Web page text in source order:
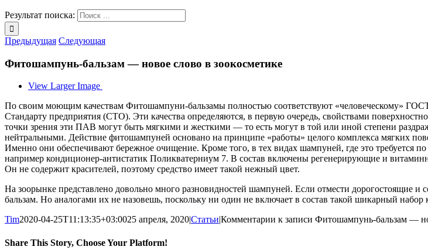
Результат поиска:
Предыдущая Следующая
Фитошампунь-бальзам — новое слово в зоокосметике
View Larger Image
По своим моющим качествам Фитошампуни-бальзамы полностью соответствуют «человеческому»
Стандарту предприятия (СТО). Эти качества определяются, в первую очередь, свойствами
точки зрения эти ПАВ могут быть мягкими и жесткими — то есть могут в той или иной степени
нейтральными. Действие фитошампуней основано на принципе «работы» целого комплекса мягких
Именно они обеспечивают бережное очищение. Кроме того, в тех видах шампуней, где это требуется
например кондиционер-антистатик Поликватерниум 7. В состав включены регенерирующие и
Он не содержит красителей, поэтому средство имеет такой нежный цвет.
На зоорынке представлено довольно много разновидностей шампуней. Если отмести
бальзам. Но аналогами их не назовешь, поскольку ни один не включает в состав такой шикарный набор
Tim2020-04-25T11:13:35+03:0025 апреля, 2020|Статьи|Комментарии к записи Фитошампунь-бальзам —
Share This Story, Choose Your Platform!